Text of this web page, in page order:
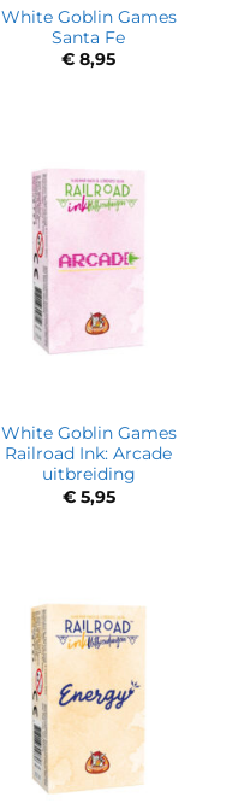
White Goblin Games
Santa Fe
€ 8,95
White Goblin Games
Railroad Ink: Arcade
uitbreiding
€5,95